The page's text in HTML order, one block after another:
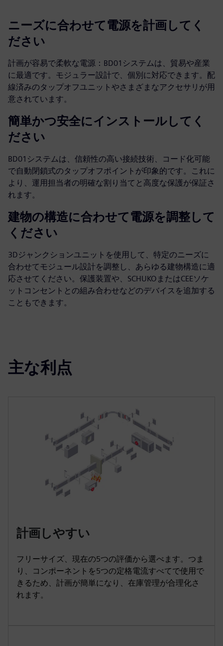
ニーズに合わせて電源を計画してく
ださい
計画が容易で柔軟な電源：BD01システムは、貿易や産業
に最適です。モジュラー設計で、個別に対応できます。配
線済みのタップオフユニットやさまざまなアクセサリが用
意されています。
簡単かつ安全にインストールしてく
ださい
BD01システムは、信頼性の高い接続技術、コード化可能
で自動閉鎖式のタップオフポイントが印象的です。これに
より、運用担当者の明確な割り当てと高度な保護が保証さ
れます。
建物の構造に合わせて電源を調整して
ください
3Dジャンクションユニットを使用して、特定のニーズに
合わせてモジュール設計を調整し、あらゆる建物構造に適
応させてください。保護装置や、SCHUKOまたはCEEソケ
ットコンセントとの組み合わせなどのデバイスを追加する
こともできます。
主な利点
計画しやすい
フリーサイズ、現在の5つの評価から選べます。つま
り、コンポーネントを5つの定格電流すべてで使用で
きるため、計画が簡単になり、在庫管理が合理化さ
れます。